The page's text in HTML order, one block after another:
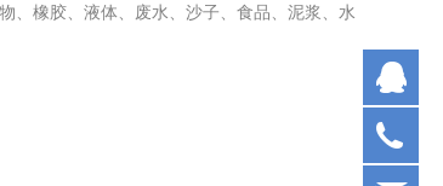
、橡胶、液体、废水、沙子、食品、泥浆、水